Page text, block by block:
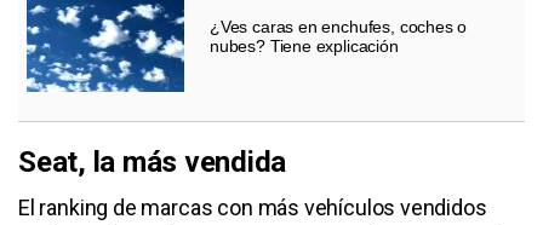
¿Ves caras en enchufes, coches o
nubes? Tiene explicación
Seat, la más vendida
El ranking de marcas con más vehículos vendidos